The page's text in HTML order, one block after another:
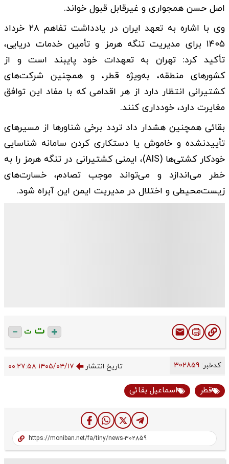
اصل حسن همجواری و غیرقابل قبول خواند.
وی با اشاره به تعهد ایران در یادداشت تفاهم ۲۸ خرداد
۱۴۰۵ برای مدیریت تنگه هرمز و تأمین خدمات دریایی،
تأکید کرد: تهران به تعهدات خود پایبند است و از
کشورهای منطقه، به‌ویژه قطر، و همچنین شرکت‌های
کشتیرانی انتظار دارد از هر اقدامی که با مفاد این توافق
مغایرت دارد، خودداری کنند.
بقائی همچنین هشدار داد تردد برخی شناورها از مسیرهای
تأییدنشده و خاموش یا دستکاری کردن سامانه شناسایی
خودکار کشتی‌ها (AIS)، ایمنی کشتیرانی در تنگه هرمز را به
خطر می‌اندازد و می‌تواند موجب تصادم، خسارت‌های
زیست‌محیطی و اختلال در مدیریت ایمن این آبراه شود.
ت ت
کدخبر: تاریخ انتشار ۱۴۰۵/۰۴/۱۷ ۰۰:۲۷:۵۸
قطر اسماعیل بقائی